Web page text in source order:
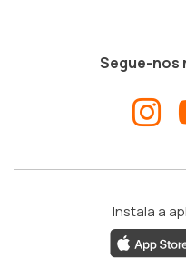
Segue-nos
Instala a